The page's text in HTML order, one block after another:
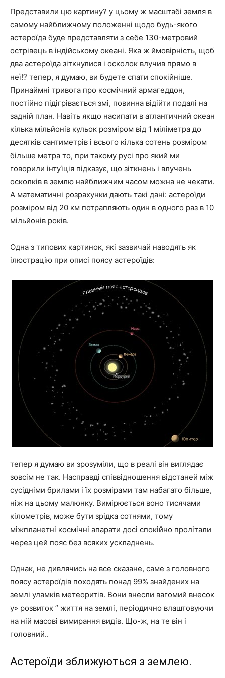
Представили цю картину? у цьому ж масштабі земля в
самому найближчому положенні щодо будь-якого
астероїда буде представляти з себе 130-метровий
острівець в індійському океані. Яка ж ймовірність, щоб
два астероїда зіткнулися і осколок влучив прямо в
неї!? тепер, я думаю, ви будете спати спокійніше.
Принаймні тривога про космічний армагеддон,
постійно підігрівається змі, повинна відійти подалі на
задній план. Навіть якщо насипати в атлантичний океан
кілька мільйонів кульок розміром від 1 міліметра до
десятків сантиметрів і всього кілька сотень розміром
більше метра то, при такому русі про який ми
говорили інтуїція підказує, що зіткнень і влучень
осколків в землю найближчим часом можна не чекати.
А математичні розрахунки дають такі дані: астероїди
розміром від 20 км потрапляють один в одного раз в 10
мільйонів років.
Одна з типових картинок, які зазвичай наводять як
ілюстрацію при описі поясу астероїдів:
тепер я думаю ви зрозуміли, що в реалі він виглядає
зовсім не так. Насправді співвідношення відстаней між
сусідніми брилами і їх розмірами там набагато більше,
ніж на цьому малюнку. Вимірюється воно тисячами
кілометрів, може бути зрідка сотнями, тому
міжпланетні космічні апарати досі спокійно пролітали
через цей пояс без всяких ускладнень.
Однак, не дивлячись на все сказане, саме з головного
поясу астероїдів походять понад 99% знайдених на
землі уламків метеоритів. Вони внесли вагомий внесок
у» розвиток ” життя на землі, періодично влаштовуючи
на ній масові вимирання видів. Що-ж, на те він і
головний..
Астероїди зближуються з землею.